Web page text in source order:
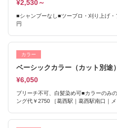
¥2,530～
■シャンプーなし■ツーブロ・刈り上げ
円
カラー
ベーシックカラー（カット別途）
¥6,050
ブリーチ不可、白髪染め可■カラーのみ
ング代￥2750 ［葛西駅｜葛西駅南口｜メ